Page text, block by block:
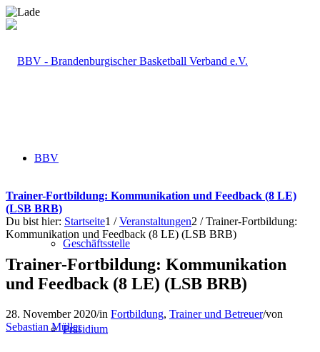
BBV
Geschäftsstelle
Präsidium
Trainer-Fortbildung: Kommunikation und Feedback (8 LE)
(LSB BRB)
Du bist hier: Startseite1 / Veranstaltungen2 / Trainer-Fortbildung:
Kommunikation und Feedback (8 LE) (LSB BRB)
Trainer-Fortbildung: Kommunikation
und Feedback (8 LE) (LSB BRB)
28. November 2020/in Fortbildung, Trainer und Betreuer/von
Sebastian Müller